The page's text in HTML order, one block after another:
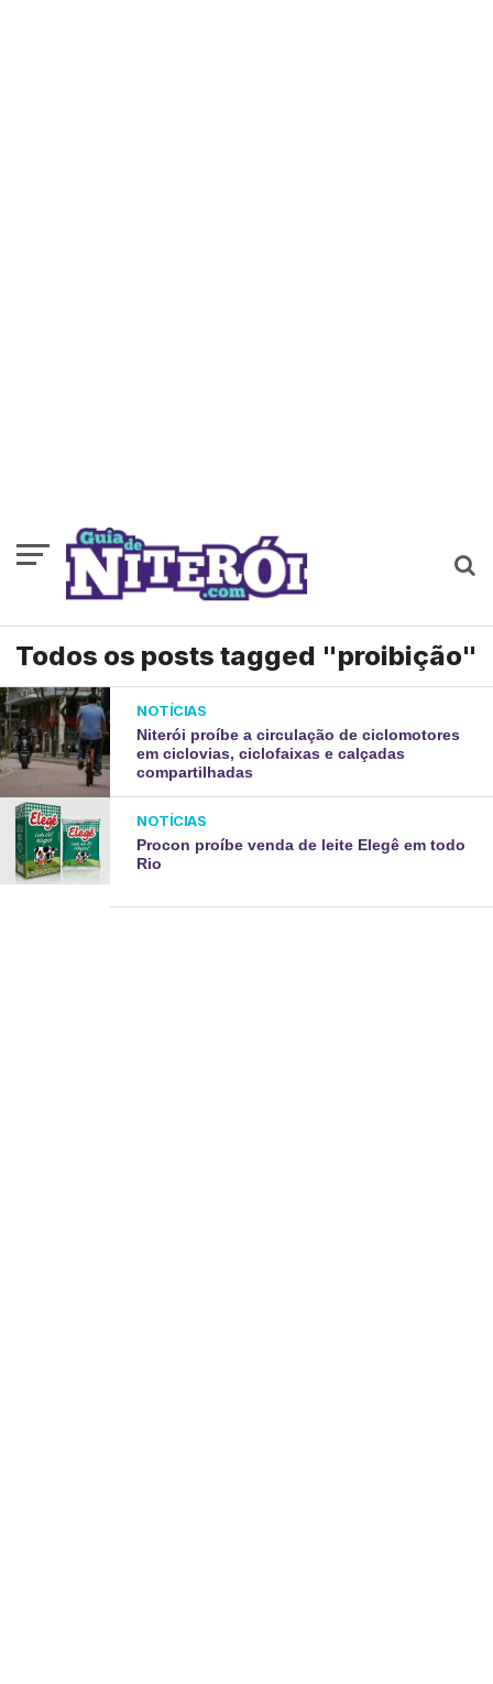
Todos os posts tagged "proibição"
NOTÍCIAS
Niterói proíbe a circulação de ciclomotores
em ciclovias, ciclofaixas e calçadas
compartilhadas
NOTÍCIAS
Procon proíbe venda de leite Elegê em todo
Rio